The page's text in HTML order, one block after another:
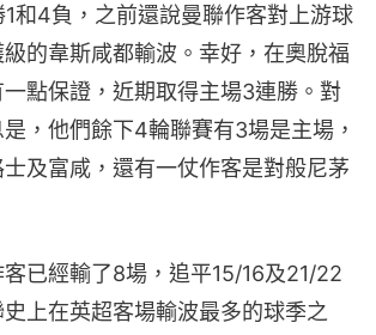
1和4負，之前還說曼聯作客對上游球
的韋斯咸都輸波。幸好，在奧脫福
點保證，近期取得主場3連勝。對
，他們餘下4輪聯賽有3場是主場，
及富咸，還有一仗作客是對般尼茅
已經輸了8場，追平15/16及21/22
上在英超客場輸波最多的球季之